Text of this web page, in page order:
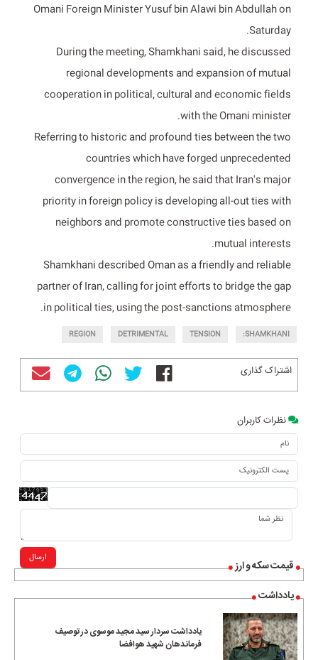
قیمت سکه و ارز
یادداشت
یادداشت سردار سید مجید موسوی در توصیف
فرماندهان شهید هوافضا
Omani Foreign Minister Yusuf bin Alawi bin Abdullah on
Saturday.
During the meeting, Shamkhani said, he discussed
regional developments and expansion of mutual
cooperation in political, cultural and economic fields
with the Omani minister.
Referring to historic and profound ties between the two
countries which have forged unprecedented
convergence in the region, he said that Iran's major
priority in foreign policy is developing all-out ties with
neighbors and promote constructive ties based on
mutual interests.
Shamkhani described Oman as a friendly and reliable
partner of Iran, calling for joint efforts to bridge the gap
in political ties, using the post-sanctions atmosphere.
SHAMKHANI:
TENSION
DETRIMENTAL
REGION
اشتراک گذاری
نظرات کاربران
ارسال